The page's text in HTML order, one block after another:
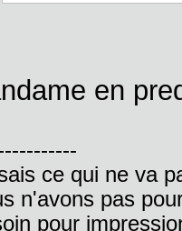
en
ce qui ne va
n'avons pas
pour